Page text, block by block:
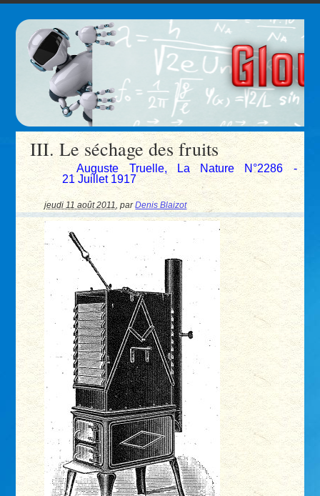
III. Le séchage des fruits
Auguste Truelle, La Nature N°2286 -
21 Juillet 1917
jeudi 11 août 2011 ,parDenis Blaizot